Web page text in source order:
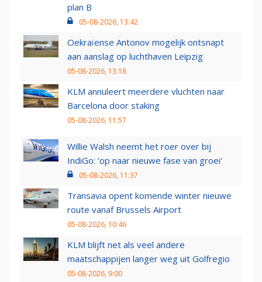
plan B
05-08-2026, 13:42
Oekraïense Antonov mogelijk ontsnapt
aan aanslag op luchthaven Leipzig
05-08-2026, 13:18
KLM annuleert meerdere vluchten naar
Barcelona door staking
05-08-2026, 11:57
Willie Walsh neemt het roer over bij
IndiGo: 'op naar nieuwe fase van groei'
05-08-2026, 11:37
Transavia opent komende winter nieuwe
route vanaf Brussels Airport
05-08-2026, 10:46
KLM blijft net als veel andere
maatschappijen langer weg uit Golfregio
05-08-2026, 9:00